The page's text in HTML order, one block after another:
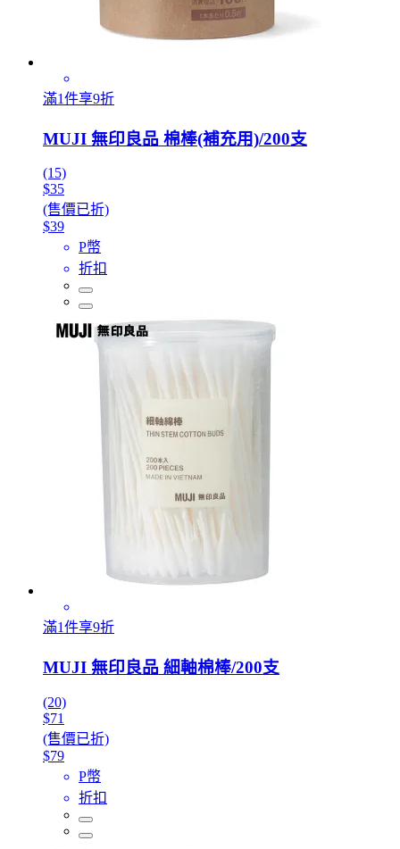
滿1件享9折
MUJI 無印良品 棉棒(補充用)/200支
(15)
$35
(售價已折)
$39
P幣
折扣
滿1件享9折
MUJI 無印良品 細軸棉棒/200支
(20)
$71
(售價已折)
$79
P幣
折扣